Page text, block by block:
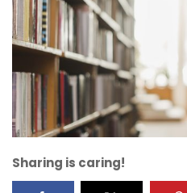
Sharing is caring!